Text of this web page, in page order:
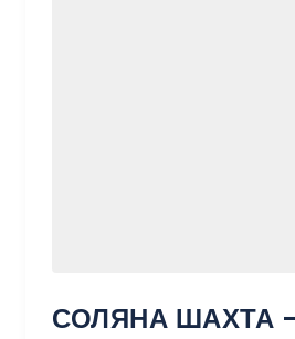
СОЛЯНА ШАХТА -